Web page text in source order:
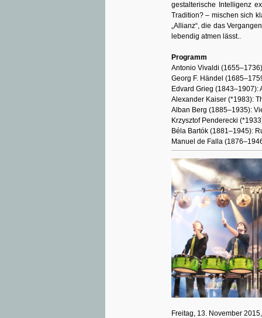
gestalterische Intelligenz
Tradition? – mischen sich
„Allianz“, die das
lebendig atmen lässt..
Programm
Antonio Vivaldi
Georg F. Händel
Edvard Grieg (1843–1907):
Alexander Kaiser (*1983):
Alban Berg (1885–1935):
Krzysztof Penderecki
Béla Bartók (1881–1945):
Manuel de Falla
Freitag, 13. November